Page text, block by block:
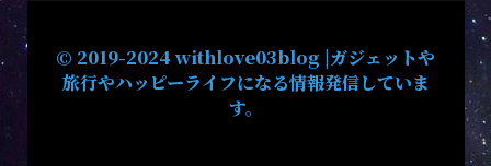
© 2019-2024 withlove03blog |ガジェットや
旅行やハッピーライフになる情報発信していま
す。